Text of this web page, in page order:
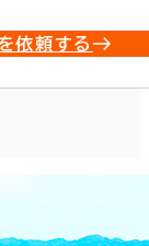
依頼する